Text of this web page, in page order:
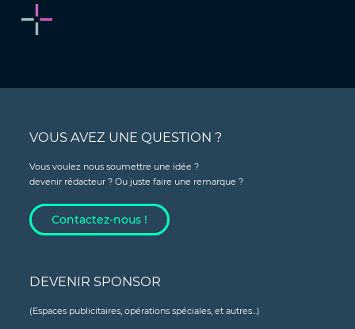
VOUS AVEZ UNE QUESTION ?
Vous voulez nous soumettre une idée ?
devenir rédacteur ? Ou juste faire une remarque ?
Contactez-nous !
DEVENIR SPONSOR
(Espaces publicitaires, opérations spéciales, et autres...)